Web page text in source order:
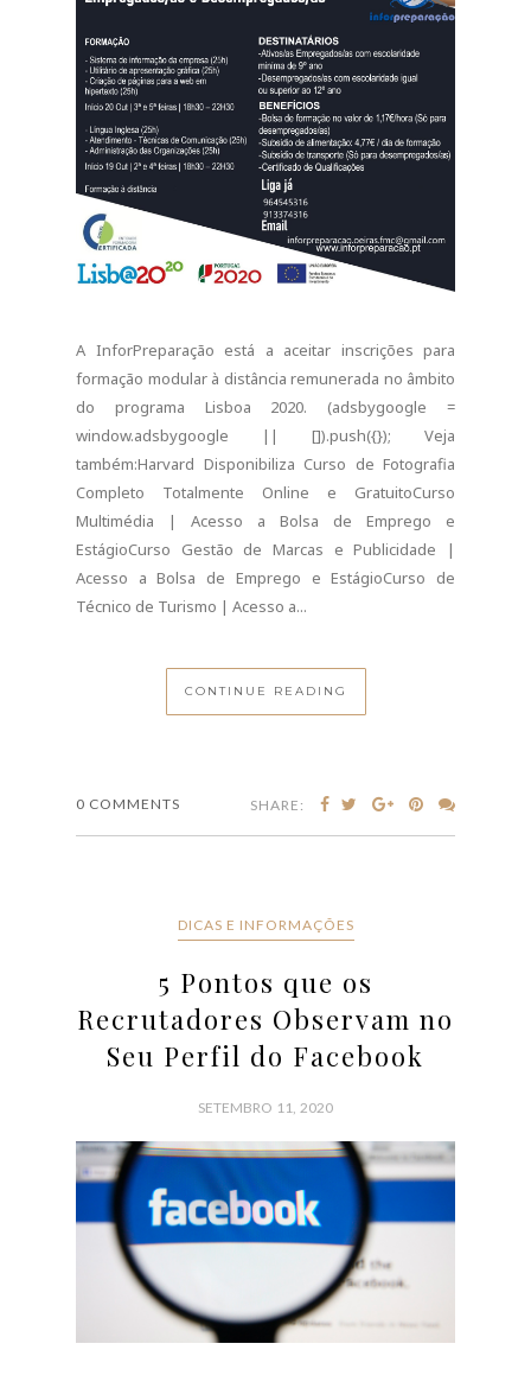
A InforPreparação está a aceitar inscrições para
formação modular à distância remunerada no âmbito
do programa Lisboa 2020. (adsbygoogle =
window.adsbygoogle || []).push({}); Veja
também:Harvard Disponibiliza Curso de Fotografia
Completo Totalmente Online e GratuitoCurso
Multimédia | Acesso a Bolsa de Emprego e
EstágioCurso Gestão de Marcas e Publicidade |
Acesso a Bolsa de Emprego e EstágioCurso de
Técnico de Turismo | Acesso a...
CONTINUE READING
0 COMMENTS SHARE:
DICAS E INFORMAÇÕES
5 Pontos que os
Recrutadores Observam no
Seu Perfil do Facebook
SETEMBRO 11, 2020